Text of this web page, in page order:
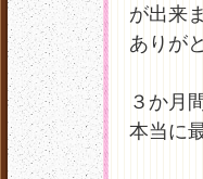
が出来
ありが
３か月
本当に